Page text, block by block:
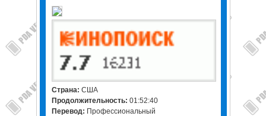
Страна: США
Продолжительность: 01:52:40
Перевод: Профессиональный